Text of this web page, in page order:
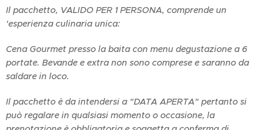
Il pacchetto, VALIDO PER 1 PERSONA, comprende un
'esperienza culinaria unica:
Cena Gourmet presso la baita con menu degustazione a 6
portate. Bevande e extra non sono comprese e saranno da
saldare in loco.
Il pacchetto è da intendersi a "DATA APERTA" pertanto si
può regalare in qualsiasi momento o occasione, la